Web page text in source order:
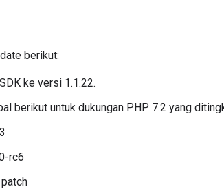
berikut:
ke versi 1.1.22.
berikut untuk dukungan PHP 7.2 yang
rc6